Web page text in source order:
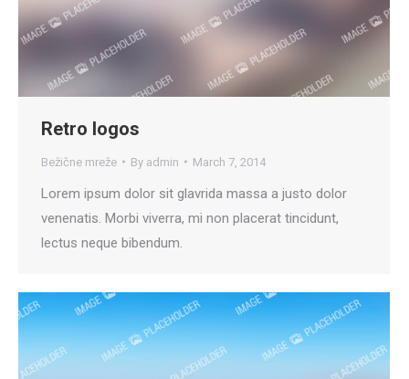
Retro logos
Bežične mreže By admin March 7, 2014
Lorem ipsum dolor sit glavrida massa a justo dolor
venenatis. Morbi viverra, mi non placerat tincidunt,
lectus neque bibendum.